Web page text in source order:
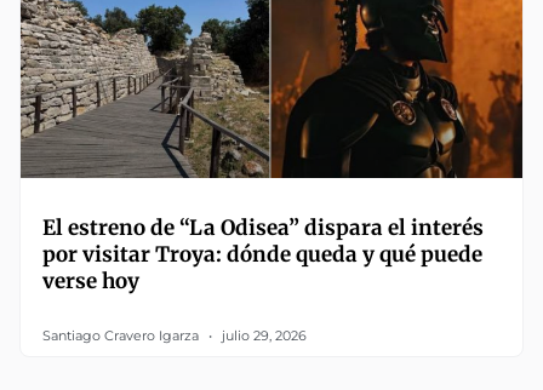
El estreno de “La Odisea” dispara el interés
por visitar Troya: dónde queda y qué puede
verse hoy
Santiago Cravero Igarza julio 29, 2026